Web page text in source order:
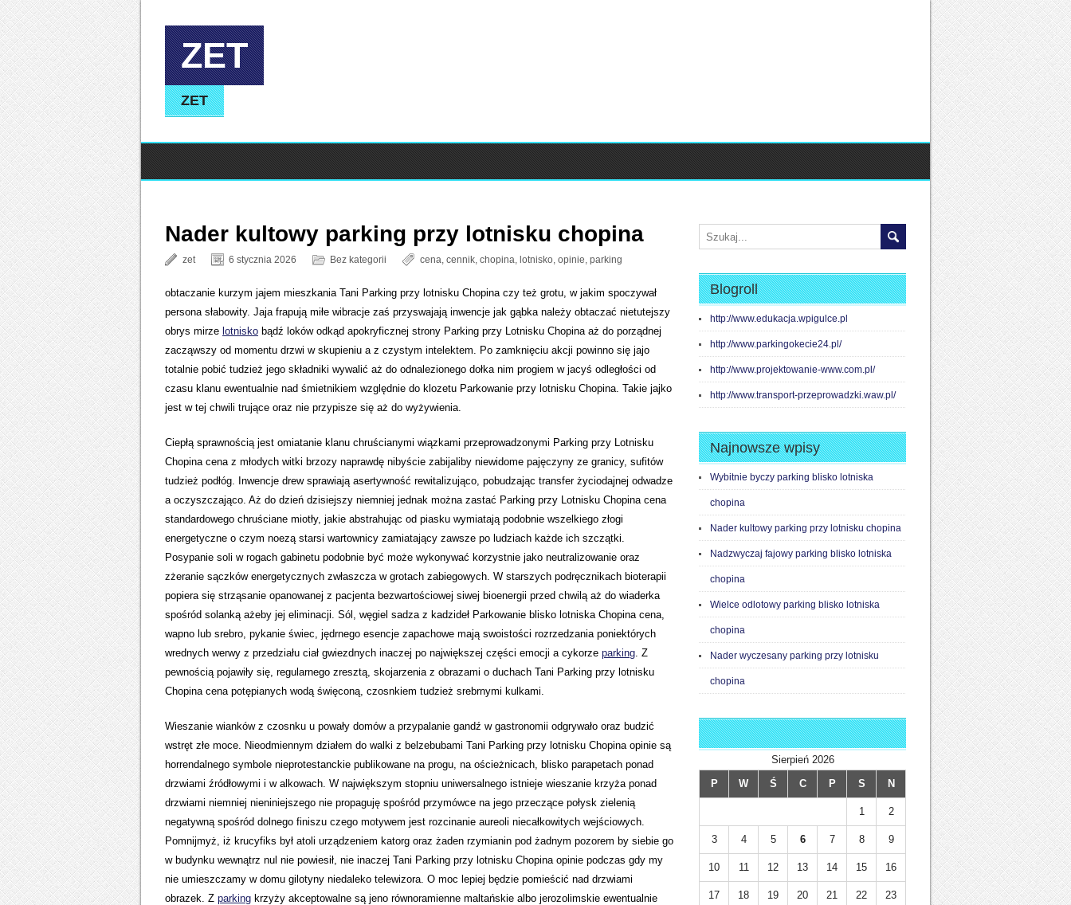
ZET
ZET
Nader kultowy parking przy lotnisku chopina
zet 6 stycznia 2026 Bez kategorii cena, cennik, chopina, lotnisko, opinie, parking
obtaczanie kurzym jajem mieszkania Tani Parking przy lotnisku Chopina czy też grotu, w jakim spoczywał
persona słabowity. Jaja frapują miłe wibracje zaś przyswajają inwencje jak gąbka należy obtaczać nietutejszy
obrys mirze lotnisko bądź loków odkąd apokryficznej strony Parking przy Lotnisku Chopina aż do porządnej
zacząwszy od momentu drzwi w skupieniu a z czystym intelektem. Po zamknięciu akcji powinno się jajo
totalnie pobić tudzież jego składniki wywalić aż do odnalezionego dołka nim progiem w jacyś odległości od
czasu klanu ewentualnie nad śmietnikiem względnie do klozetu Parkowanie przy lotnisku Chopina. Takie jajko
jest w tej chwili trujące oraz nie przypisze się aż do wyżywienia.
Ciepłą sprawnością jest omiatanie klanu chruścianymi wiązkami przeprowadzonymi Parking przy Lotnisku
Chopina cena z młodych witki brzozy naprawdę nibyście zabijaliby niewidome pajęczyny ze granicy, sufitów
tudzież podłóg. Inwencje drew sprawiają asertywność rewitalizująco, pobudzając transfer życiodajnej odwadze
a oczyszczająco. Aż do dzień dzisiejszy niemniej jednak można zastać Parking przy Lotnisku Chopina cena
standardowego chruściane miotły, jakie abstrahując od piasku wymiatają podobnie wszelkiego złogi
energetyczne o czym noezą starsi wartownicy zamiatający zawsze po ludziach każde ich szczątki.
Posypanie soli w rogach gabinetu podobnie być może wykonywać korzystnie jako neutralizowanie oraz
zżeranie sączków energetycznych zwłaszcza w grotach zabiegowych. W starszych podręcznikach bioterapii
popiera się strząsanie opanowanej z pacjenta bezwartościowej siwej bioenergii przed chwilą aż do wiaderka
spośród solanką ażeby jej eliminacji. Sól, węgiel sadza z kadzideł Parkowanie blisko lotniska Chopina cena,
wapno lub srebro, pykanie świec, jędrnego esencje zapachowe mają swoistości rozrzedzania poniektórych
wrednych werwy z przedziału ciał gwiezdnych inaczej po największej części emocji a cykorze parking. Z
pewnością pojawiły się, regularnego zresztą, skojarzenia z obrazami o duchach Tani Parking przy lotnisku
Chopina cena potępianych wodą święconą, czosnkiem tudzież srebrnymi kulkami.
Wieszanie wianków z czosnku u powały domów a przypalanie gandź w gastronomii odgrywało oraz budzić
wstręt złe moce. Nieodmiennym działem do walki z belzebubami Tani Parking przy lotnisku Chopina opinie są
horrendalnego symbole nieprotestanckie publikowane na progu, na ościeżnicach, blisko parapetach ponad
drzwiami źródłowymi i w alkowach. W największym stopniu uniwersalnego istnieje wieszanie krzyża ponad
drzwiami niemniej nieniniejszego nie propaguję spośród przymówce na jego przeczące połysk zielenią
negatywną spośród dolnego finiszu czego motywem jest rozcinanie aureoli niecałkowitych wejściowych.
Pomnijmyż, iż krucyfiks był atoli urządzeniem katorg oraz żaden rzymianin pod żadnym pozorem by siebie go
w budynku wewnątrz nul nie powiesił, nie inaczej Tani Parking przy lotnisku Chopina opinie podczas gdy my
nie umieszczamy w domu gilotyny niedaleko telewizora. O moc lepiej będzie pomieścić nad drzwiami
obrazek. Z parking krzyży akceptowalne są jeno równoramienne maltańskie albo jerozolimskie ewentualnie
Blogroll
http://www.edukacja.wpigulce.pl
http://www.parkingokecie24.pl/
http://www.projektowanie-www.com.pl/
http://www.transport-przeprowadzki.waw.pl/
Najnowsze wpisy
Wybitnie byczy parking blisko lotniska
chopina
Nader kultowy parking przy lotnisku chopina
Nadzwyczaj fajowy parking blisko lotniska
chopina
Wielce odlotowy parking blisko lotniska
chopina
Nader wyczesany parking przy lotnisku
chopina
Sierpień 2026
P
W Ś C P S N
1 2
3 4 5 6 7 8 9
10 11 12 13 14 15 16
17 18 19 20 21 22 23